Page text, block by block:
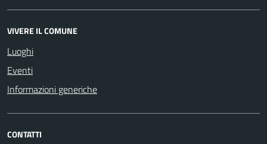
VIVERE IL COMUNE
Luoghi
Eventi
Informazioni generiche
CONTATTI